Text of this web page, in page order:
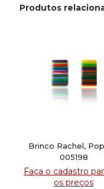
Produtos
Brinco Rachel,
005198
Faça o cadastro
os preços